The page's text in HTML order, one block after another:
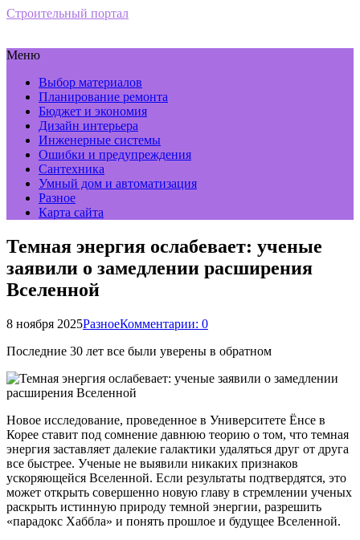
Строительный портал
Меню
Выбор материалов
Планирование ремонта
Бюджет и экономия
Дизайн интерьера
Инженерные системы
Ошибки и предупреждения
Сантехника
Умный дом и автоматизация
Разное
Карта сайта
Темная энергия ослабевает: ученые
заявили о замедлении расширения
Вселенной
8 ноября 2025РазноеКомментарии: 0
Последние 30 лет все были уверены в обратном
Новое исследование, проведенное в Университете Ёнсе в
Корее ставит под сомнение давнюю теорию о том, что темная
энергия заставляет далекие галактики удаляться друг от друга
все быстрее. Ученые не выявили никаких признаков
ускоряющейся Вселенной. Если результаты подтвердятся, это
может открыть совершенно новую главу в стремлении ученых
раскрыть истинную природу темной энергии, разрешить
«парадокс Хаббла» и понять прошлое и будущее Вселенной.